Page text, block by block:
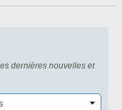
dernières nouvelles et